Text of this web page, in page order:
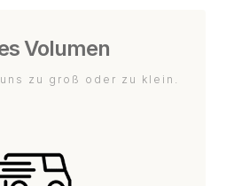
Volumen
zu groß oder zu klein.